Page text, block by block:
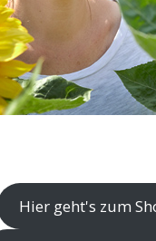
Hier geht's zum